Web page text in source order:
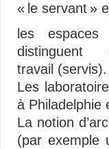
« le servant »
les
travail (servis).
Les
à Philadelphie
La notion
(par exemple